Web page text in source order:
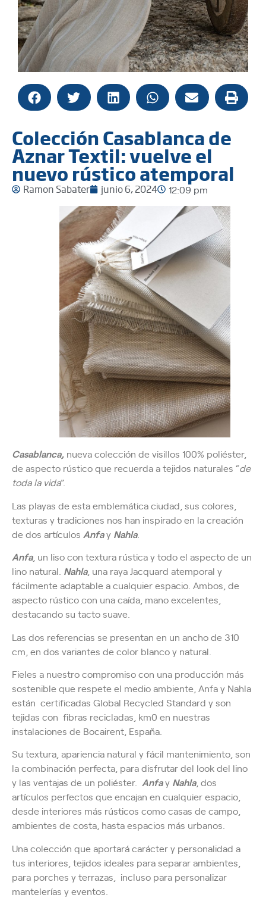
Colección Casablanca de
Aznar Textil: vuelve el
nuevo rústico atemporal
Ramon Sabater junio 6, 2024 12:09 pm
Casablanca, nueva colección de visillos 100% poliéster,
de aspecto rústico que recuerda a tejidos naturales “de
toda la vida”.
Las playas de esta emblemática ciudad, sus colores,
texturas y tradiciones nos han inspirado en la creación
de dos artículos Anfay Nahla.
Anfa, un liso con textura rústica y todo el aspecto de un
lino natural. Nahla, una raya Jacquard atemporal y
fácilmente adaptable a cualquier espacio. Ambos, de
aspecto rústico con una caída, mano excelentes,
destacando su tacto suave.
Las dos referencias se presentan en un ancho de 310
cm, en dos variantes de color blanco y natural.
Fieles a nuestro compromiso con una producción más
sostenible que respete el medio ambiente, Anfa y Nahla
están certificadas Global Recycled Standard y son
tejidas con fibras recicladas, km0 en nuestras
instalaciones de Bocairent, España.
Su textura, apariencia natural y fácil mantenimiento, son
la combinación perfecta, para disfrutar del look del lino
y las ventajas de un poliéster. Anfay Nahla, dos
artículos perfectos que encajan en cualquier espacio,
desde interiores más rústicos como casas de campo,
ambientes de costa, hasta espacios más urbanos.
Una colección que aportará carácter y personalidad a
tus interiores, tejidos ideales para separar ambientes,
para porches y terrazas, incluso para personalizar
mantelerías y eventos.